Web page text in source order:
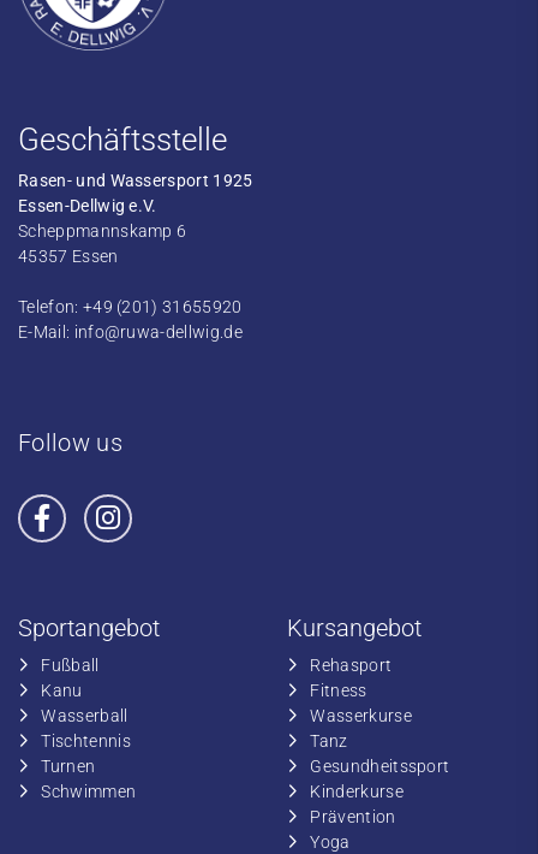
Geschäftsstelle
Rasen- und Wassersport 1925
Essen-Dellwig e.V.
Scheppmannskamp 6
45357 Essen
Telefon: +49 (201) 31655920
E-Mail: info@ruwa-dellwig.de
Follow us
Sportangebot
Fußball
​Kanu
​Wasserball
​Tischtennis
​​Turnen
​​Schwimmen
Kursangebot
​Rehasport
​​Fitness
​​Wasserkurse
​​Tanz
​Gesundheitssport
​Kinderkurse
Prävention
Yoga